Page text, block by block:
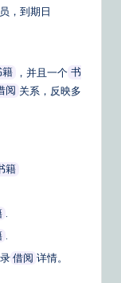
，到期日
籍 ，并且一个 书
阅 关系，反映多
籍
借阅 详情。